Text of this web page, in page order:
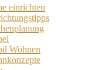
einrichten
Wohnen